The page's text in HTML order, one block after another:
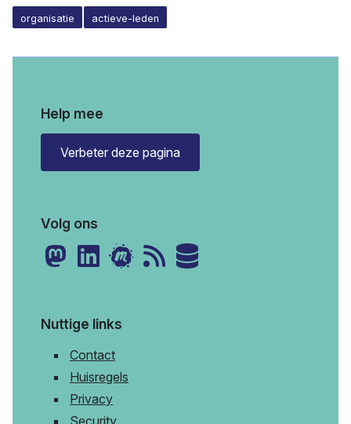
organisatie actieve-leden
Help mee
Verbeter deze pagina
Volg ons
Nuttige links
Contact
Huisregels
Privacy